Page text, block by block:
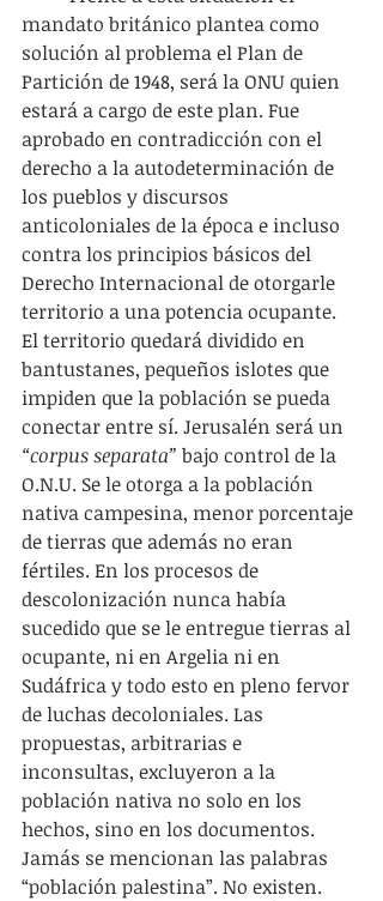
mandato británico plantea como
solución al problema el Plan de
Partición de 1948, será la ONU quien
estará a cargo de este plan. Fue
aprobado en contradicción con el
derecho a la autodeterminación de
los pueblos y discursos
anticoloniales de la época e incluso
contra los principios básicos del
Derecho Internacional de otorgarle
territorio a una potencia ocupante.
El territorio quedará dividido en
bantustanes, pequeños islotes que
impiden que la población se pueda
conectar entre sí. Jerusalén será un
“corpus separata” bajo control de la
O.N.U. Se le otorga a la población
nativa campesina, menor porcentaje
de tierras que además no eran
fértiles. En los procesos de
descolonización nunca había
sucedido que se le entregue tierras al
ocupante, ni en Argelia ni en
Sudáfrica y todo esto en pleno fervor
de luchas decoloniales. Las
propuestas, arbitrarias e
inconsultas, excluyeron a la
población nativa no solo en los
hechos, sino en los documentos.
Jamás se mencionan las palabras
“población palestina”. No existen.